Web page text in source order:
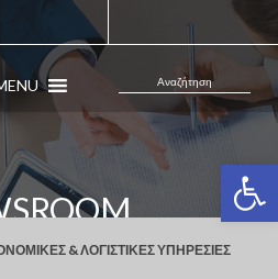
& ΛΟΓΙΣΤΙΚΕΣ ΥΠΗΡΕΣΙΕΣ